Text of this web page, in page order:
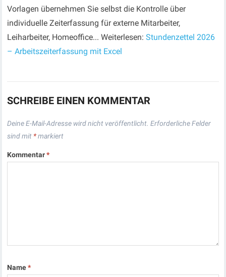
Vorlagen übernehmen Sie selbst die Kontrolle über
individuelle Zeiterfassung für externe Mitarbeiter,
Leiharbeiter, Homeoffice... Weiterlesen:Stundenzettel 2026
– Arbeitszeiterfassung mit Excel
SCHREIBE EINEN KOMMENTAR
Deine E-Mail-Adresse wird nicht veröffentlicht. Erforderliche Felder
sind mit *markiert
Kommentar*
Name*